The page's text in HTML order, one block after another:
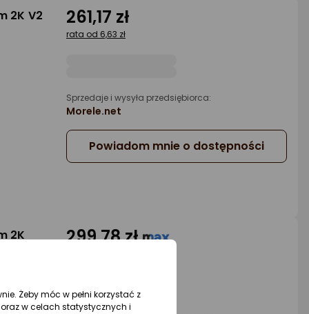
2K V2 261,17 zł
rata od 6,63 zł
Sprzedaje i wysyła przedsiębiorca:
Morele.net
Powiadom mnie o dostępności
2K 299,78 zł
Żeby móc w pełni korzystać z
w celach statystycznych i